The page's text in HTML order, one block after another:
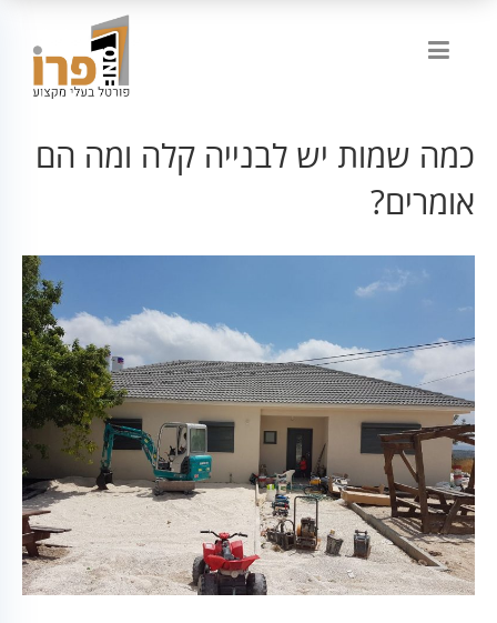
כמה שמות יש לבנייה קלה ומה הם
אומרים?